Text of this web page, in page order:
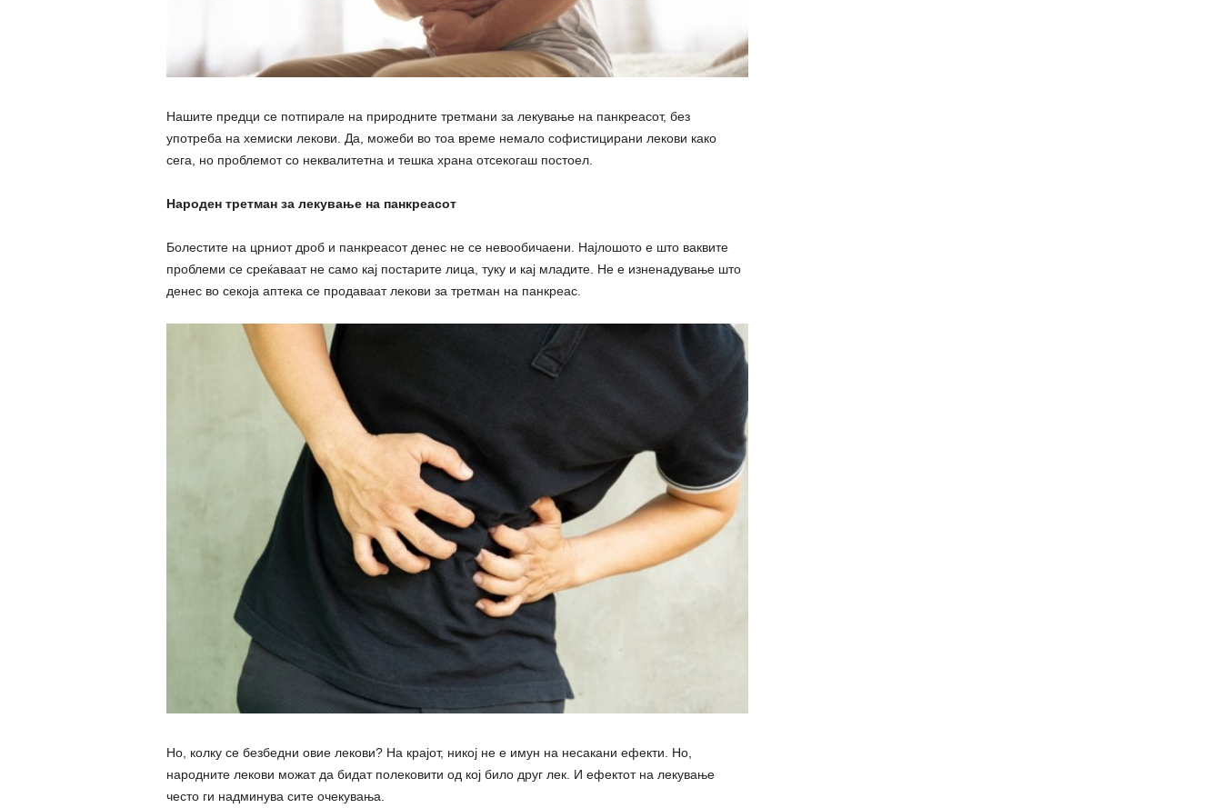
Нашите предци се потпирале на природните третмани за лекување на панкреасот, без
употреба на хемиски лекови. Да, можеби во тоа време немало софистицирани лекови како
сега, но проблемот со неквалитетна и тешка храна отсекогаш постоел.
Народен третман за лекување на панкреасот
Болестите на црниот дроб и панкреасот денес не се невообичаени. Најлошото е што ваквите
проблеми се среќаваат не само кај постарите лица, туку и кај младите. Не е изненадување што
денес во секоја аптека се продаваат лекови за третман на панкреас.
Но, колку се безбедни овие лекови? На крајот, никој не е имун на несакани ефекти. Но,
народните лекови можат да бидат полековити од кој било друг лек. И ефектот на лекување
често ги надминува сите очекувања.